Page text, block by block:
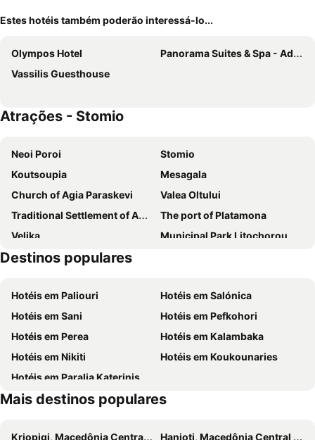
Estes hotéis também poderão interessá-lo...
Olympos Hotel
Panorama Suites & Spa - Adults Only
Vassilis Guesthouse
Atrações - Stomio
Neoi Poroi
Stomio
Koutsoupia
Mesagala
Church of Agia Paraskevi
Valea Oltului
Traditional Settlement of Ambelakia
The port of Platamona
Velika
Municipal Park Litochorou
Tyrnavos Carnival - Burani
Tempi Valley
Pantheon Plaza
Hiking at Mount Olympus
Achillia
Destinos populares
Hotéis em Paliouri
Hotéis em Salónica
Hotéis em Sani
Hotéis em Pefkohori
Hotéis em Perea
Hotéis em Kalambaka
Hotéis em Nikiti
Hotéis em Koukounaries
Hotéis em Paralia Katerinis
Mais destinos populares
Kriopigi, Macedônia Central Hotéis
Hanioti, Macedônia Central Hotéis